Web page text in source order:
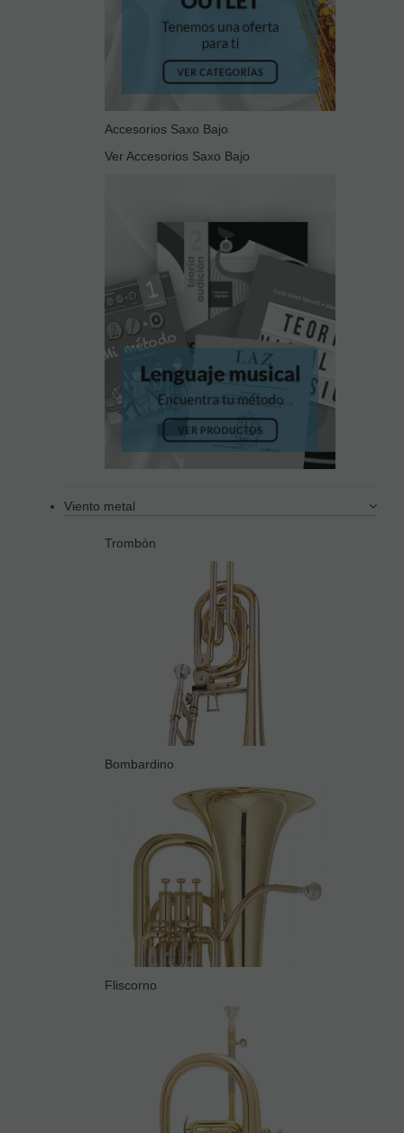
Accesorios Saxo Bajo
Ver Accesorios Saxo Bajo
Viento metal
Trombón
Bombardino
Fliscorno